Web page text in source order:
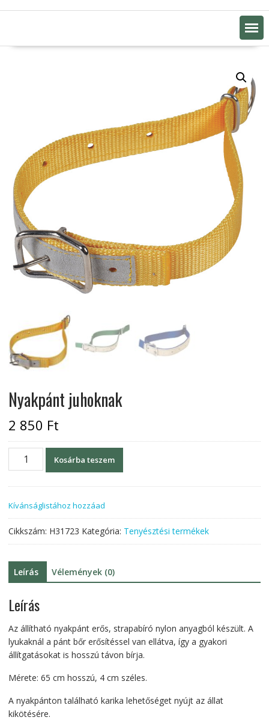
Nyakpánt juhoknak
2 850 Ft
Nyakpánt
juhoknak
Kosárba teszem
Kívánságlistához hozzáad
Cikkszám: H31723 Kategória: Tenyésztési termékek
Leírás Vélemények (0)
Leírás
Az állítható nyakpánt erős, strapabíró nylon anyagból készült. A
lyukaknál a pánt bőr erősítéssel van ellátva, így a gyakori
állítgatásokat is hosszú távon bírja.
Mérete: 65 cm hosszú, 4 cm széles.
A nyakpánton található karika lehetőséget nyújt az állat
kikötésére.